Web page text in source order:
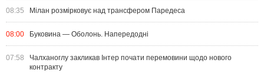
08:35 Мілан розмірковує над трансфером Паредеса
08:00 Буковина — Оболонь. Напередодні
07:58
Чалханоглу закликав Інтер почати перемовини щодо нового
контракту